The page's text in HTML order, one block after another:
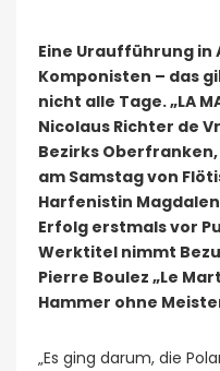
Eine Uraufführung in
Komponisten – das
nicht alle Tage. „LA
Nicolaus Richter de
Bezirks
am Samstag von
Harfenistin
Erfolg erstmals vor
Werktitel nimmt
Pierre Boulez „Le
Hammer ohne
„Es ging darum, die